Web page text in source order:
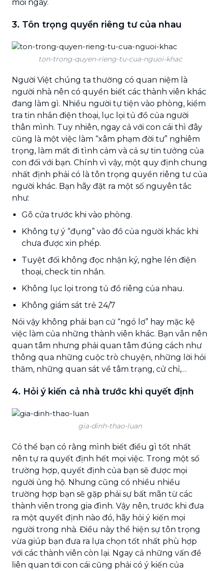
mỗi ngày.
3. Tôn trọng quyền riêng tư của nhau
ton-trong-quyen-rieng-tu-cua-nguoi-khac
Người Việt chúng ta thường có quan niệm là
người nhà nên có quyền biết các thành viên khác
đang làm gì. Nhiều người tự tiện vào phòng, kiểm
tra tin nhắn điện thoại, lục lọi tủ đồ của người
thân mình. Tuy nhiên, ngay cả với con cái thì đây
cũng là một việc làm “xâm phạm đời tư” nghiêm
trọng, làm mất đi tình cảm và cả sự tin tưởng của
con đối với bạn. Chính vì vậy, một quy định chung
nhất định phải có là tôn trọng quyền riêng tư của
người khác. Bạn hãy đặt ra một số nguyên tắc
như:
Gõ cửa trước khi vào phòng.
Không tự ý “đụng” vào đồ của người khác khi
chưa được xin phép.
Tuyệt đối không đọc nhận ký, nghe lén điện
thoại, check tin nhắn.
Không lục lọi trong tủ đồ riêng của nhau.
Không giám sát trẻ 24/7
Nói vậy không phải bạn cứ “ngó lơ” hay mặc kệ
việc làm của những thành viên khác. Bạn vẫn nên
quan tâm nhưng phải quan tâm đúng cách như
thông qua những cuộc trò chuyện, những lời hỏi
thăm, những quan sát về tâm trạng, cử chỉ,…
4. Hỏi ý kiến cả nhà trước khi quyết định
gia-dinh-thao-luan
Có thể bạn có rằng mình biết điều gì tốt nhất
nên tự ra quyết định hết mọi việc. Trong một số
trường hợp, quyết định của bạn sẽ được mọi
người ủng hộ. Nhưng cũng có nhiều nhiều
trường hợp bạn sẽ gặp phải sự bất mãn từ các
thành viên trong gia đình. Vậy nên, trước khi đưa
ra một quyết định nào đó, hãy hỏi ý kiến mọi
người trong nhà. Điều này thể hiện sự tôn trọng
vừa giúp bạn đưa ra lựa chọn tốt nhất phù hợp
với các thành viên còn lại. Ngay cả những vấn đề
liên quan tới con cái cũng phải có ý kiến của